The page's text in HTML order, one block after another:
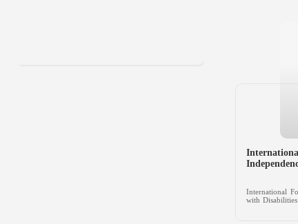
International
with